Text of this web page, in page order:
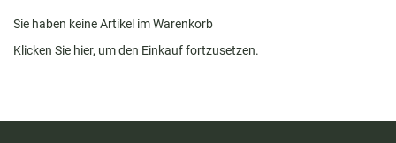
Sie haben keine Artikel im Warenkorb
Klicken Sie hier, um den Einkauf fortzusetzen.